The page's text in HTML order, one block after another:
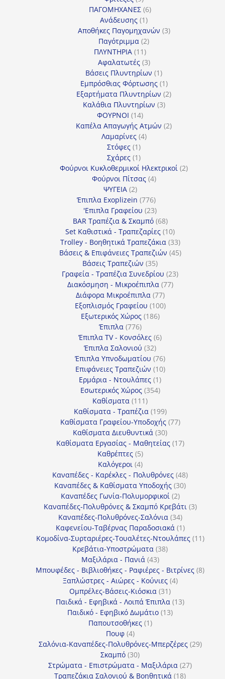
προϊόντα
ΠΑΓΟΜΗΧΑΝΕΣ 66
Ανάδευσης 11
προϊόν
Αποθήκες Παγομηχανών 33
Παγότριμμα 22
ΠΛΥΝΤΗΡΙΑ 1111
προϊόντα
Αφαλατωτές 33
προϊόντα
Βάσεις Πλυντηρίων 11
προϊόν
Εμπρόσθιας Φόρτωσης 11
προϊόν
Εξαρτήματα Πλυντηρίων 22
Καλάθια Πλυντηρίων 33
ΦΟΥΡΝΟΙ 1414
προϊόντα
Καπέλα Απαγωγής Ατμών 22
Λαμαρίνες 44
Στόφες 11
προϊόν
Σχάρες 11
προϊόν
Φούρνοι Κυκλοθερμικοί Ηλεκτρικοί 22
Φούρνοι Πίτσας 44
ΨΥΓΕΙΑ 22
προϊόντα
Έπιπλα Exoplizein 776776
προϊόντα
'Επιπλα Γραφείου 2323
προϊόντα
BAR Τραπέζια & Σκαμπό 6868
προϊόντα
Set Καθιστικά - Τραπεζαρίες 1010
προϊόντα
Trolley - Βοηθητικά Τραπεζάκια 3333
προϊόντα
Βάσεις & Επιφάνειες Τραπεζιών 4545
Βάσεις Τραπεζιών 3535
προϊόντα
Γραφεία - Τραπέζια Συνεδρίου 2323
Διακόσμηση - Μικροέπιπλα 7777
Διάφορα Μικροέπιπλα 7777
προϊόντα
Εξοπλισμός Γραφείου 100100
Εξωτερικός Χώρος 186186
Έπιπλα 776776
προϊόντα
Έπιπλα TV - Κονσόλες 66
Έπιπλα Σαλονιού 3232
προϊόντα
Έπιπλα Υπνοδωματίου 7676
προϊόντα
Επιφάνειες Τραπεζιών 1010
Ερμάρια - Ντουλάπες 11
προϊόν
Εσωτερικός Χώρος 354354
Καθίσματα 111111
προϊόντα
Καθίσματα - Τραπέζια 199199
προϊόντα
Καθίσματα Γραφείου-Υποδοχής 7777
Καθίσματα Διευθυντικά 3030
προϊόντα
Καθίσματα Εργασίας - Μαθητείας 1717
Καθρέπτες 55
προϊόντα
Καλόγεροι 44
προϊόντα
Καναπέδες - Καρέκλες - Πολυθρόνες 4848
προϊόντα
Καναπέδες & Καθίσματα Υποδοχής 3030
Καναπέδες Γωνία-Πολυμορφικοί 22
προϊόντα
Καναπέδες-Πολυθρόνες & Σκαμπό Κρεβάτι 33
Καναπέδες-Πολυθρόνες-Σαλόνια 3434
προϊόντα
Καφενείου-Ταβέρνας Παραδοσιακά 11
προϊόν
Κομοδίνα-Συρταριέρες-Τουαλέτες-Ντουλάπες 1111
Κρεβάτια-Υποστρώματα 3838
Μαξιλάρια - Πανιά 4343
προϊόντα
Μπουφέδες - Βιβλιοθήκες - Ραφιέρες - Βιτρίνες 88
Ξαπλώστρες - Αιώρες - Κούνιες 44
Ομπρέλες-Βάσεις-Κιόσκια 3131
προϊόντα
Παιδικά - Εφηβικά - Λοιπά Έπιπλα 1313
Παιδικό - Εφηβικό Δωμάτιο 1313
Παπουτσοθήκες 11
Πουφ 44
προϊόντα
Σαλόνια-Καναπέδες-Πολυθρόνες-Μπερζέρες 2929
Σκαμπό 3030
προϊόντα
Στρώματα - Επιστρώματα - Μαξιλάρια 2727
Τραπεζάκια Σαλονιού & Βοηθητικά 1818